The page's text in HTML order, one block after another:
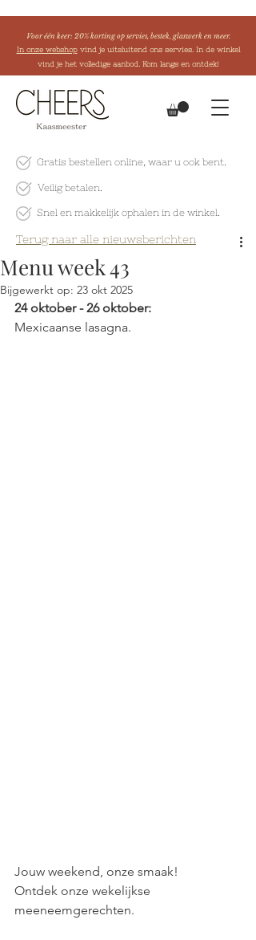
Voor één keer: 20% korting op servies, bestek, glaswerk en meer.
In onze webshopvind je uitsluitend ons servies. In de winkel
vind je het volledige aanbod. Kom langs en ontdek!
Gratis bestellen online , waar u ook bent.
Veilig betalen.
Snel en makkelijk ophalen in de winkel.
Menu week 43
Bijgewerkt op: 23 okt 2025
24 oktober - 26 oktober:
Mexicaanse lasagna.
Jouw weekend, onze smaak!
Ontdek onze wekelijkse
meeneemgerechten.
Terug naar alle nieuwsberichten